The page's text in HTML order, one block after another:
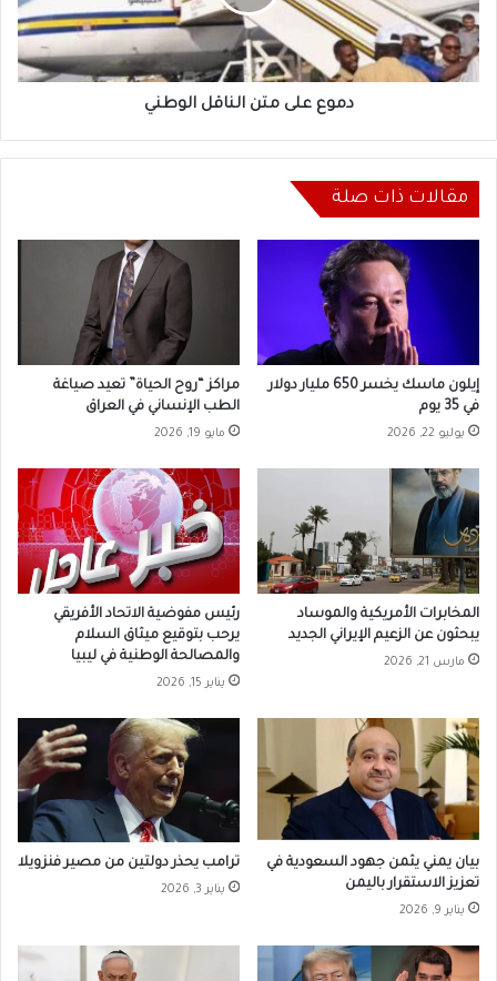
دموع على متن الناقل الوطني
مقالات ذات صلة
إيلون ماسك يخسر 650 مليار دولار
في 35 يوم
يوليو 22, 2026
مراكز “روح الحياة” تعيد صياغة
الطب الإنساني في العراق
مايو 19, 2026
المخابرات الأمريكية والموساد
يبحثون عن الزعيم الإيراني الجديد
مارس 21, 2026
رئيس مفوضية الاتحاد الأفريقي
يرحب بتوقيع ميثاق السلام
والمصالحة الوطنية في ليبيا
يناير 15, 2026
بيان يمني يثمن جهود السعودية في
تعزيز الاستقرار باليمن
يناير 9, 2026
ترامب يحذر دولتين من مصير فنزويلا
يناير 3, 2026